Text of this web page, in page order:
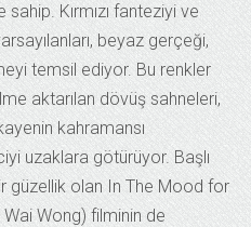
Kırmızı fanteziyi ve
beyaz gerçeği,
temsil ediyor. Bu renkler
aktarılan dövüş sahneleri,
kahramansı
uzaklara götürüyor. Başlı
güzellik olan In The Mood for
Wong) filminin de